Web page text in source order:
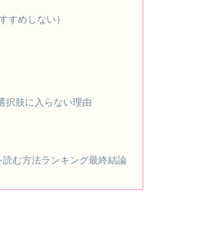
すめしない）
択肢に入らない理由
む方法ランキング最終結論